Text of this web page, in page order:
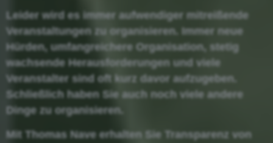
Leider wird es immer aufwendiger mitreißende
Veranstaltungen zu organisieren. Immer neue
Hürden, umfangreichere Organisation, stetig
wachsende Herausforderungen und viele
Veranstalter sind oft kurz davor aufzugeben.
Schließlich haben Sie auch noch viele andere
Dinge zu organisieren.
Mit Thomas Nave erhalten Sie Transparenz von